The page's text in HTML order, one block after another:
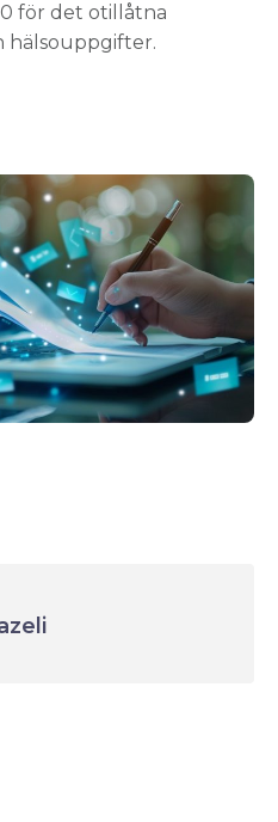
för det otillåtna
hälsouppgifter.